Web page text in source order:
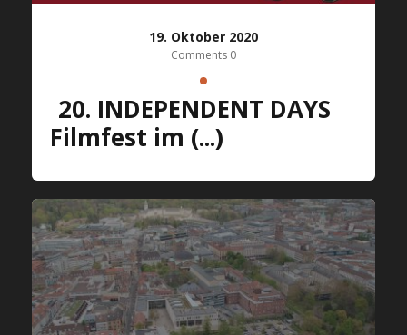
19. Oktober 2020
Comments 0
20. INDEPENDENT DAYS
Filmfest im (...)